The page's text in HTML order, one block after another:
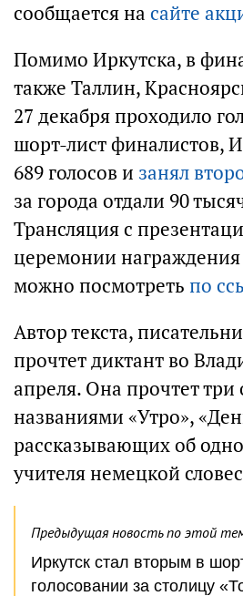
сообщается на сайте
Помимо Иркутска, в
также Таллин,
27 декабря проходило
шорт-лист финалистов,
689 голосов и занял
за города отдали 90
Трансляция с
церемонии награждения
можно посмотреть по
Автор текста,
прочтет диктант во
апреля. Она прочтет три
названиями «Утро»,
рассказывающих об
учителя немецкой
Предыдущая новость по этой
Иркутск стал вторым в
голосовании за столицу